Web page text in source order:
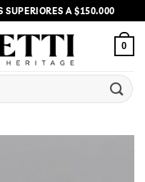
SUPERIORES A $150.000
0